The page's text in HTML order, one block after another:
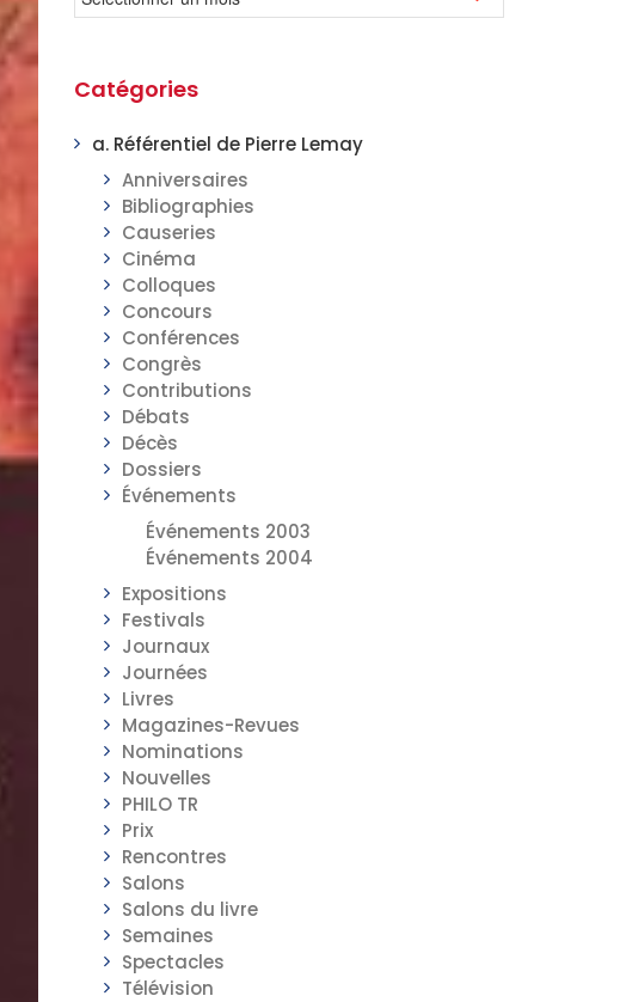
Catégories
a. Référentiel de Pierre Lemay
Anniversaires
Bibliographies
Causeries
Cinéma
Colloques
Concours
Conférences
Congrès
Contributions
Débats
Décès
Dossiers
Événements
Événements 2003
Événements 2004
Expositions
Festivals
Journaux
Journées
Livres
Magazines-Revues
Nominations
Nouvelles
PHILO TR
Prix
Rencontres
Salons
Salons du livre
Semaines
Spectacles
Télévision